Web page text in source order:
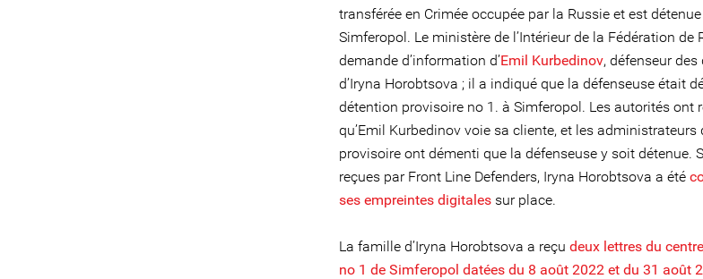
transférée en Crimée occupée par la Russie et est
Simferopol. Le ministère de l’Intérieur de la Fédération de
demande d’information d’Emil Kurbedinov, défenseur
d’Iryna Horobtsova ; il a indiqué que la défenseuse était
détention provisoire no 1. à Simferopol. Les autorités ont
qu’Emil Kurbedinov voie sa cliente, et les administrateurs
provisoire ont démenti que la défenseuse y soit détenue.
reçues par Front Line Defenders, Iryna Horobtsova a été
ses empreintes digitales sur place.
La famille d’Iryna Horobtsova a reçu deux lettres du
no 1 de Simferopol datées du 8 août 2022 et du 31 août